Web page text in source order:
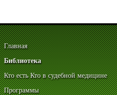
Главная
Библиотека
Кто есть Кто в судебной медицине
Программы